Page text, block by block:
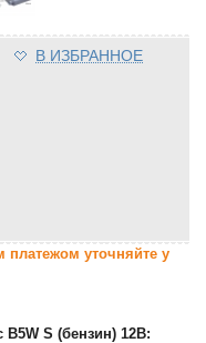
В ИЗБРАННОЕ
уточняйте у
S (бензин) 12В: